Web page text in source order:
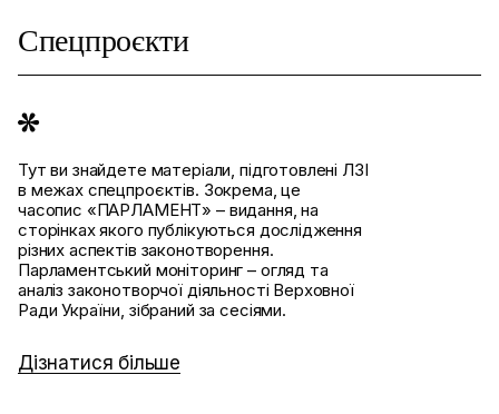
Спецпроєкти
Тут ви знайдете матеріали, підготовлені ЛЗІ
в межах спецпроєктів. Зокрема, це
часопис «ПАРЛАМЕНТ» – видання, на
сторінках якого публікуються дослідження
різних аспектів законотворення.
Парламентський моніторинг – огляд та
аналіз законотворчої діяльності Верховної
Ради України, зібраний за сесіями.
Дізнатися більше